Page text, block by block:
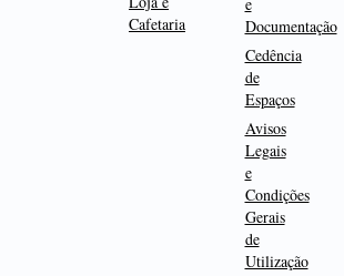
Cafetaria
Documentação
Cedência
de
Espaços
Avisos
Legais
e
Condições
Gerais
de
Utilização